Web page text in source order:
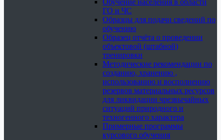
Обучение населения в области
ГО и ЧС
Образцы для подачи сведений по
обучению
Образец отчёта о проведении
объектовой (штабной)
тренировки
Методические рекомендации по
созданию, хранению ,
использованию и восполнению
резервов материальных ресурсов
для ликвидации чрезвычайных
ситуаций природного и
техногенного характера
Примерные программы
курсового обучения